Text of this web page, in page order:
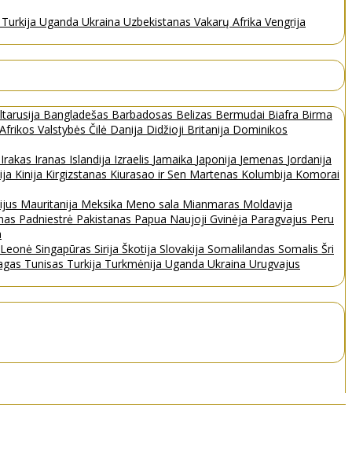
Turkija Uganda Ukraina Uzbekistanas Vakarų Afrika Vengrija
Bangladešas Barbadosas Belizas Bermudai Biafra Birma
Valstybės Čilė Danija Didžioji Britanija Dominikos
Irakas Iranas Islandija Izraelis Jamaika Japonija Jemenas Jordanija
Kinija Kirgizstanas Kiurasao ir Sen Martenas Kolumbija Komorai
Mauritanija Meksika Meno sala Mianmaras Moldavija
Padniestrė Pakistanas Papua Naujoji Gvinėja Paragvajus Peru
Singapūras Sirija Škotija Slovakija Somalilandas Somalis Šri
Tunisas Turkija Turkmėnija Uganda Ukraina Urugvajus